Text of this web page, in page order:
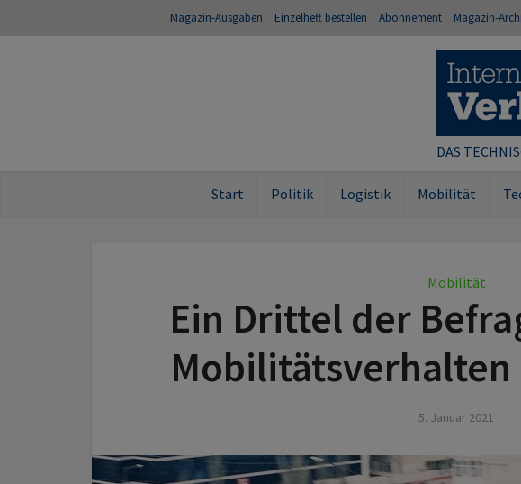
Magazin-Ausgaben Einzelheft bestellen Abonnement Magazin-
DAS
Start Politik Logistik Mobilität
Mobilität
Ein Drittel der
5. Januar 2021